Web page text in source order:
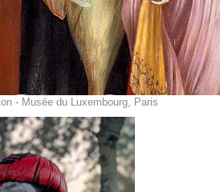
- Musée du Luxembourg, Paris